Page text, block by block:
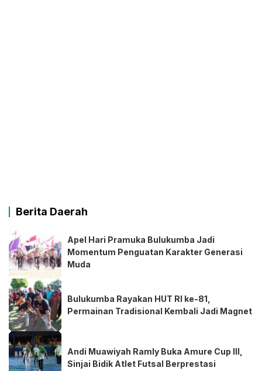
Berita Daerah
Apel Hari Pramuka Bulukumba Jadi
Momentum Penguatan Karakter Generasi
Muda
Bulukumba Rayakan HUT RI ke-81,
Permainan Tradisional Kembali Jadi Magnet
Andi Muawiyah Ramly Buka Amure Cup III,
Sinjai Bidik Atlet Futsal Berprestasi